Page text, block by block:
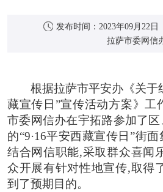
发布时间： 2023年09月22日
拉萨市委网信
根据拉萨市平安办《关于
藏宣传日”宣传活动方案》 工
市委网信办在宇拓路参加了
的“9·16平安西藏宣传日”街
结合网信职能,采取群众喜闻
众开展有针对性地宣传,取得
到了预期目的。